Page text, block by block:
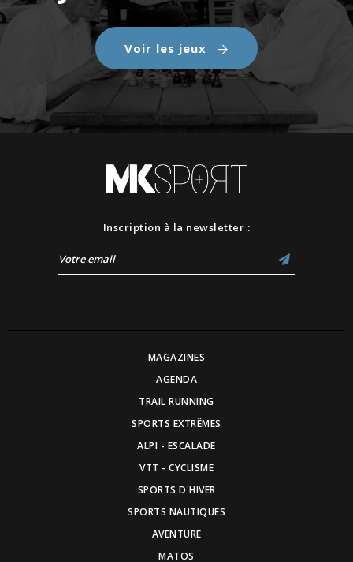
Voir les jeux
Inscription à la newsletter :
MAGAZINES
AGENDA
TRAIL RUNNING
SPORTS EXTRÊMES
ALPI - ESCALADE
VTT - CYCLISME
SPORTS D'HIVER
SPORTS NAUTIQUES
AVENTURE
MATOS